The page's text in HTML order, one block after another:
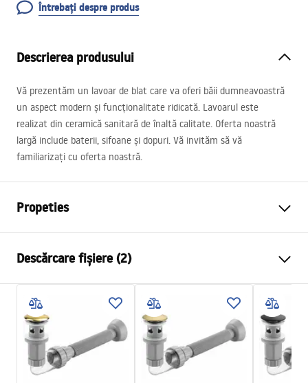
Întrebați despre produs
Descrierea produsului
Vă prezentăm un lavoar de blat care va oferi băii dumneavoastră
un aspect modern și funcționalitate ridicată. Lavoarul este
realizat din ceramică sanitară de înaltă calitate. Oferta noastră
largă include baterii, sifoane și dopuri. Vă invităm să vă
familiarizați cu oferta noastră.
Propeties
Material
Culoare
Alb
Finisaj
Lucios
Lungime
355
Latime
355mm
Inalime
135
Descărcare fișiere (2)
Instrucțiuni de asamblare
Condiții de garanție